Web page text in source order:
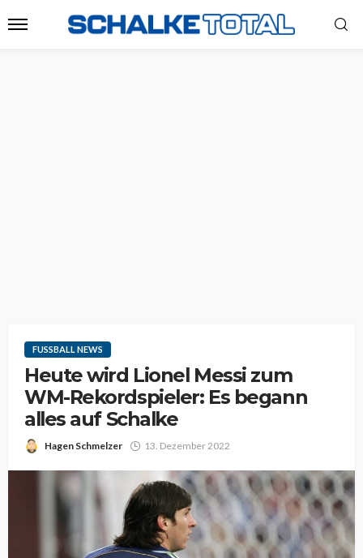
FUSSBALL NEWS
Heute wird Lionel Messi zum
WM-Rekordspieler: Es begann
alles auf Schalke
Hagen Schmelzer 13. Dezember 2022